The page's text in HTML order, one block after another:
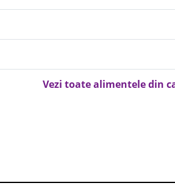
Vezi toate alimentele din